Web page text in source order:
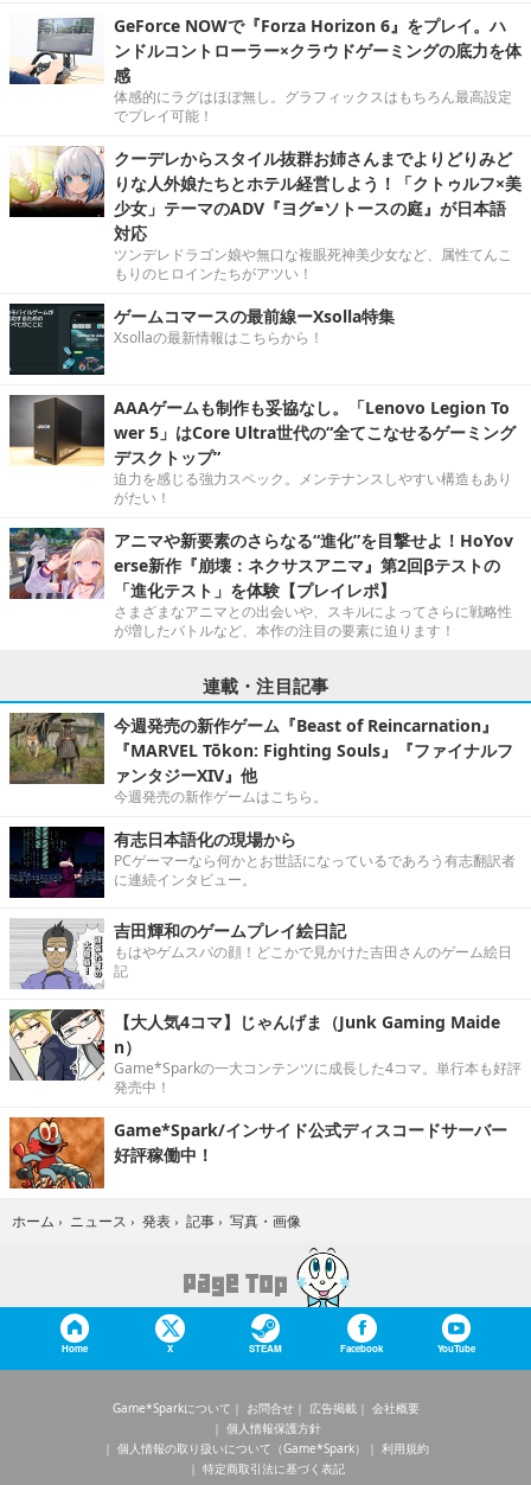
GeForce NOWで『Forza Horizon 6』をプレイ。ハ
ンドルコントローラー×クラウドゲーミングの底力を体
感
体感的にラグはほぼ無し。グラフィックスはもちろん最高設定
でプレイ可能！
クーデレからスタイル抜群お姉さんまでよりどりみど
りな人外娘たちとホテル経営しよう！「クトゥルフ×美
少女」テーマのADV『ヨグ=ソトースの庭』が日本語
対応
ツンデレドラゴン娘や無口な複眼死神美少女など、属性てんこ
もりのヒロインたちがアツい！
ゲームコマースの最前線ーXsolla特集
Xsollaの最新情報はこちらから！
AAAゲームも制作も妥協なし。「Lenovo Legion To
wer 5」はCore Ultra世代の“全てこなせるゲーミング
デスクトップ”
迫力を感じる強力スペック。メンテナンスしやすい構造もあり
がたい！
アニマや新要素のさらなる“進化”を目撃せよ！HoYov
erse新作『崩壊：ネクサスアニマ』第2回βテストの
「進化テスト」を体験【プレイレポ】
さまざまなアニマとの出会いや、スキルによってさらに戦略性
が増したバトルなど、本作の注目の要素に迫ります！
連載・注目記事
今週発売の新作ゲーム『Beast of Reincarnation』
『MARVEL Tōkon: Fighting Souls』『ファイナルフ
ァンタジーXIV』他
今週発売の新作ゲームはこちら。
有志日本語化の現場から
PCゲーマーなら何かとお世話になっているであろう有志翻訳者
に連続インタビュー。
吉田輝和のゲームプレイ絵日記
もはやゲムスパの顔！どこかで見かけた吉田さんのゲーム絵日
記
【大人気4コマ】じゃんげま（Junk Gaming Maide
n）
Game*Sparkの一大コンテンツに成長した4コマ。単行本も好評
発売中！
Game*Spark/インサイド公式ディスコードサーバー
好評稼働中！
ホーム › ニュース › 発表 › 記事 › 写真・画像
Home X STEAM Facebook YouTube
Game*Sparkについて お問合せ 広告掲載
会社概要
個人情報保護方針
個人情報の取り扱いについて（Game*Spark）
利用規約
特定商取引法に基づく表記